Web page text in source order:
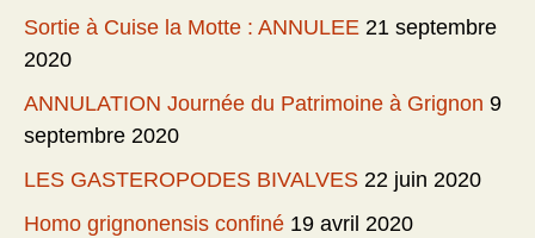
Sortie à Cuise la Motte : ANNULEE 21 septembre
2020
ANNULATION Journée du Patrimoine à Grignon 9
septembre 2020
LES GASTEROPODES BIVALVES 22 juin 2020
Homo grignonensis confiné 19 avril 2020